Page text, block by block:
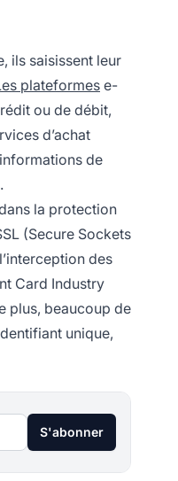
ils saisissent leur
plateformese-
ou de débit,
d’achat
de
la protection
(Secure Sockets
des
Card Industry
plus, beaucoup de
unique,
S'abonner